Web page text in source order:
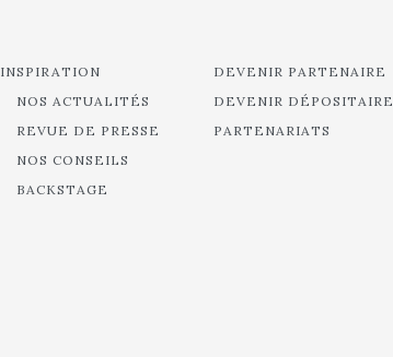
INSPIRATION
NOS ACTUALITÉS
REVUE DE PRESSE
NOS CONSEILS
BACKSTAGE
DEVENIR PARTENAIRE
DEVENIR DÉPOSITAIRE
PARTENARIATS